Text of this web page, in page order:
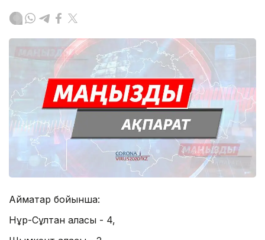
Аймақтар бойынша:
Нұр-Сұлтан қаласы - 4,